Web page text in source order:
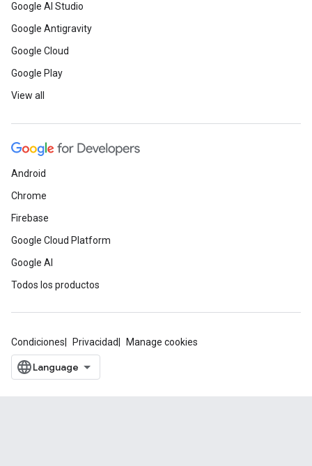
Google AI Studio
Google Antigravity
Google Cloud
Google Play
View all
Android
Chrome
Firebase
Google Cloud Platform
Google AI
Todos los productos
Condiciones Privacidad Manage cookies